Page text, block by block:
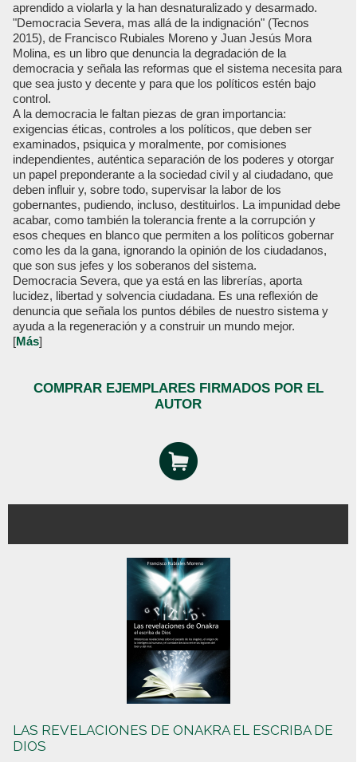
aprendido a violarla y la han desnaturalizado y desarmado.
"Democracia Severa, mas allá de la indignación" (Tecnos
2015), de Francisco Rubiales Moreno y Juan Jesús Mora
Molina, es un libro que denuncia la degradación de la
democracia y señala las reformas que el sistema necesita para
que sea justo y decente y para que los políticos estén bajo
control.
A la democracia le faltan piezas de gran importancia:
exigencias éticas, controles a los políticos, que deben ser
examinados, psiquica y moralmente, por comisiones
independientes, auténtica separación de los poderes y otorgar
un papel preponderante a la sociedad civil y al ciudadano, que
deben influir y, sobre todo, supervisar la labor de los
gobernantes, pudiendo, incluso, destituirlos. La impunidad debe
acabar, como también la tolerancia frente a la corrupción y
esos cheques en blanco que permiten a los políticos gobernar
como les da la gana, ignorando la opinión de los ciudadanos,
que son sus jefes y los soberanos del sistema.
Democracia Severa, que ya está en las librerías, aporta
lucidez, libertad y solvencia ciudadana. Es una reflexión de
denuncia que señala los puntos débiles de nuestro sistema y
ayuda a la regeneración y a construir un mundo mejor.
[Más]
COMPRAR EJEMPLARES FIRMADOS POR EL
AUTOR
LAS REVELACIONES DE ONAKRA EL ESCRIBA DE
DIOS